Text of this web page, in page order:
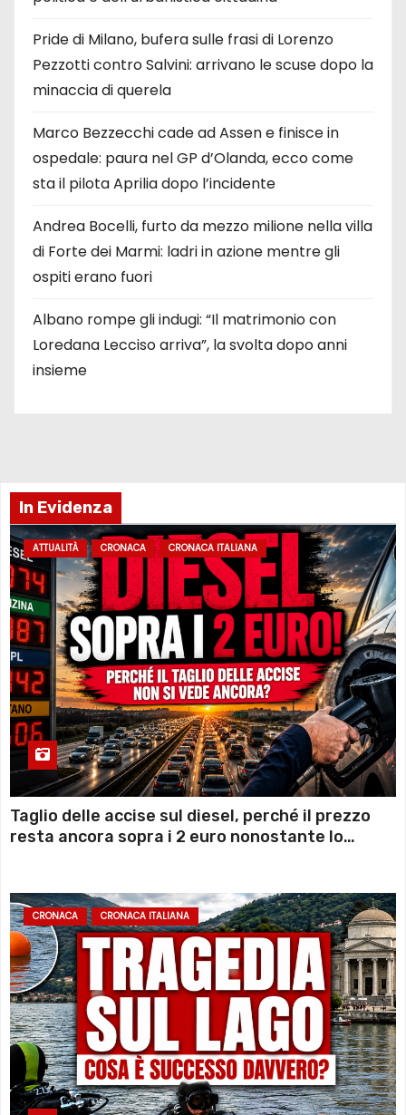
Pride di Milano, bufera sulle frasi di Lorenzo
Pezzotti contro Salvini: arrivano le scuse dopo la
minaccia di querela
Marco Bezzecchi cade ad Assen e finisce in
ospedale: paura nel GP d’Olanda, ecco come
sta il pilota Aprilia dopo l’incidente
Andrea Bocelli, furto da mezzo milione nella villa
di Forte dei Marmi: ladri in azione mentre gli
ospiti erano fuori
Albano rompe gli indugi: “Il matrimonio con
Loredana Lecciso arriva”, la svolta dopo anni
insieme
In Evidenza
ATTUALITÀ CRONACA CRONACA ITALIANA
Taglio delle accise sul diesel, perché il prezzo
resta ancora sopra i 2 euro nonostante lo
CRONACA CRONACA ITALIANA